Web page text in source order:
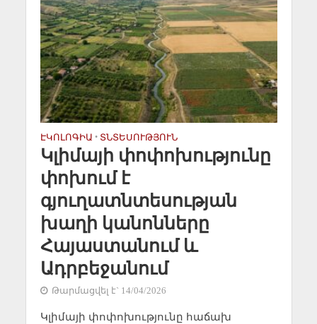
ԷԿՈԼՈԳԻԱ • ՏՆՏԵՍՈՒԹՅՈՒՆ
Կլիմայի փոփոխությունը
փոխում է
գյուղատնտեսության
խաղի կանոնները
Հայաստանում և
Ադրբեջանում
Թարմացվել է` 14/04/2026
Կլիմայի փոփոխությունը հաճախ